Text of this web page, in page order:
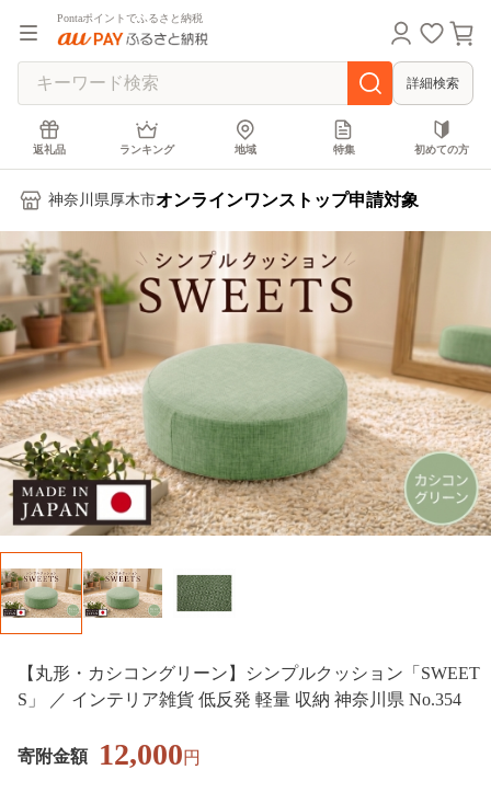
Pontaポイントでふるさと納税
詳細検索
返礼品 ランキング 地域 特集 初めての方
神奈川県厚木市オンラインワンストップ申請対象
【丸形・カシコングリーン】シンプルクッション「SWEET
S」 ／ インテリア雑貨 低反発 軽量 収納 神奈川県 No.354
寄附金額 12,000円